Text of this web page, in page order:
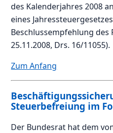
des Kalenderjahres 2008
eines
Beschlussempfehlung des
25.11.2008, Drs. 16/11055).
Zum Anfang
Steuerbefreiung im
Der Bundesrat hat dem